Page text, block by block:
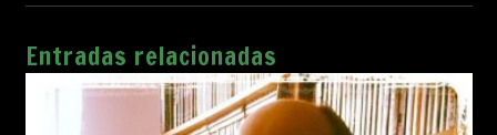
Entradas relacionadas